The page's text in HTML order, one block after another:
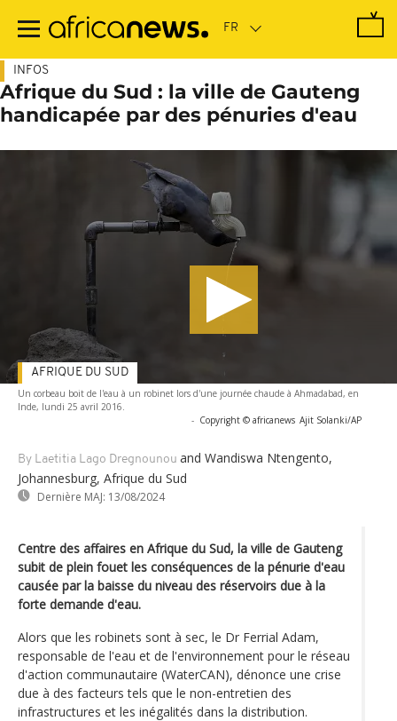
contenu
INFOS
Afrique du Sud : la ville de Gauteng
handicapée par des pénuries d'eau
Un corbeau boit de l'eau à un robinet lors d'une journée chaude à Ahmadabad, en
Inde, lundi 25 avril 2016.
- Copyright © africanews Ajit Solanki/AP
By Laetitia Lago Dregnounou and Wandiswa Ntengento,
Johannesburg, Afrique du Sud
Dernière MAJ: 13/08/2024
AFRIQUE DU SUD
Centre des affaires en Afrique du Sud, la ville de Gauteng
subit de plein fouet les conséquences de la pénurie d'eau
causée par la baisse du niveau des réservoirs due à la
forte demande d'eau.
Alors que les robinets sont à sec, le Dr Ferrial Adam,
responsable de l'eau et de l'environnement pour le réseau
d'action communautaire (WaterCAN), dénonce une crise
due à des facteurs tels que le non-entretien des
infrastructures et les inégalités dans la distribution.